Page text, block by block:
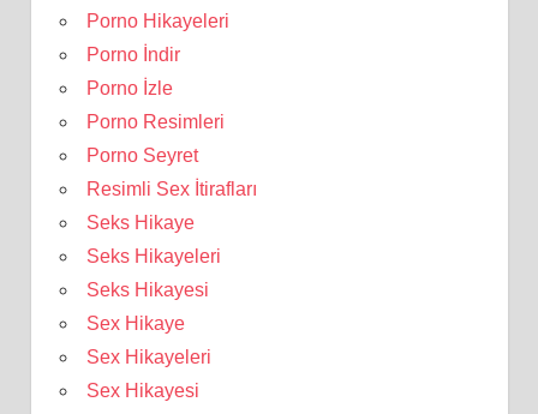
Porno Hikayeleri
Porno İndir
Porno İzle
Porno Resimleri
Porno Seyret
Resimli Sex İtirafları
Seks Hikaye
Seks Hikayeleri
Seks Hikayesi
Sex Hikaye
Sex Hikayeleri
Sex Hikayesi